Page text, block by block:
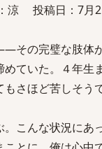
投稿日：7月21
その完璧な肢体
ていた。４年
さほど苦しそう
こんな状況に